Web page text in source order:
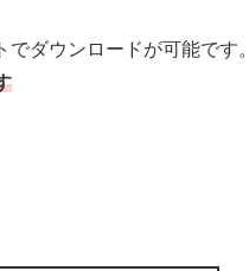
ダウンロードが可能です。